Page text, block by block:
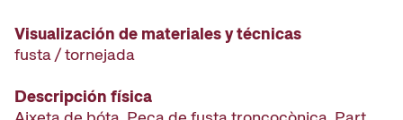
Visualización de materiales y técnicas
fusta / tornejada
Descripción física